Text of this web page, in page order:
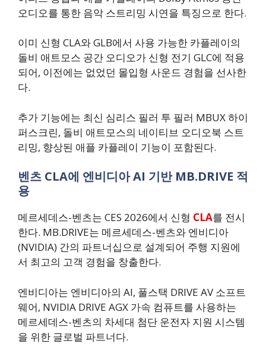
오디오를 통한 음악 스트리밍 시연을 특징으로 한다.
이미 신형 CLA와 GLB에서 사용 가능한 카플레이의
돌비 애트모스 공간 오디오가 신형 전기 GLC에 적용
되어, 이전에는 없었던 몰입형 사운드 경험을 선사한
다.
추가 기능에는 최신 심리스 필러 투 필러 MBUX 하이
퍼스크린, 돌비 애트모스의 네이티브 오디오북 스트
리밍, 향상된 애플 카플레이 기능이 포함된다.
벤츠 CLA에 엔비디아 AI 기반 MB.DRIVE 적
용
메르세데스-벤츠는 CES 2026에서 신형 CLA를 전시
한다. MB.DRIVE는 메르세데스-벤츠와 엔비디아
(NVIDIA) 간의 파트너십으로 설계되어 주행 지원에
서 최고의 고객 경험을 창출한다.
엔비디아는 엔비디아의 AI, 풀스택 DRIVE AV 소프트
웨어, NVIDIA DRIVE AGX 가속 컴퓨트를 사용하는
메르세데스-벤츠의 차세대 첨단 운전자 지원 시스템
을 위한 글로벌 파트너다.